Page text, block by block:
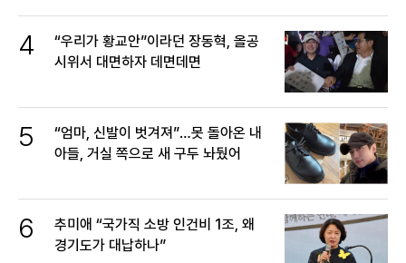
4
“우리가 황교안”이라던 장동혁, 올공
시위서 대면하자 데면데면
5
“엄마, 신발이 벗겨져”…못 돌아온 내
아들, 거실 쪽으로 새 구두 놔뒀어
6
추미애 “국가직 소방 인건비 1조, 왜
경기도가 대납하나”